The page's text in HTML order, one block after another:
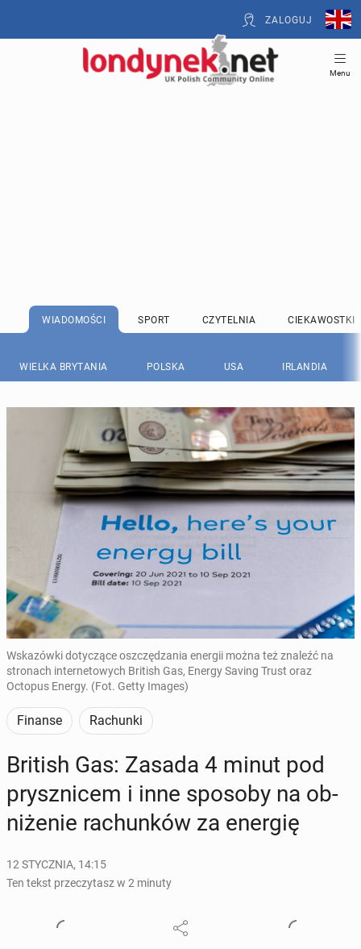
ZALOGUJ
Menu
WIADOMOŚCI SPORT CZYTELNIA CIEKAWOSTKI
WIELKA BRYTANIA POLSKA USA IRLANDIA
Wskazówki dotyczące oszczędzania energii można też znaleźć na
stronach internetowych British Gas, Energy Saving Trust oraz
Octopus Energy. (Fot. Getty Images)
Finanse Rachunki
British Gas: Zasada 4 minut pod
prysz­ni­cem i inne sposoby na ob­
ni­że­nie ra­chun­ków za energię
12 STYCZNIA, 14:15
Ten tekst przeczytasz w 2 minuty